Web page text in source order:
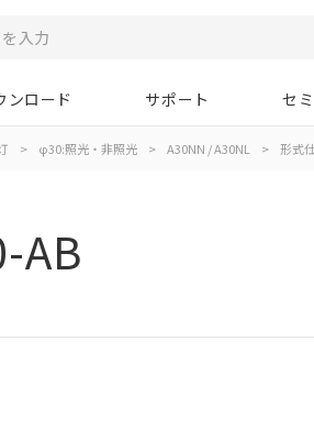
ンロード サポート セ
> φ30:照光・非照光 > A30NN / A30NL > 形式
AB